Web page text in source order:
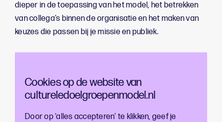
Cookies op de website van
cultureledoelgroepenmodel.nl
Door op ‘alles accepteren’ te klikken, geef je
dieper in de toepassing van het model, het betrekken
van collega’s binnen de organisatie en het maken van
keuzes die passen bij je missie en publiek.
waarover hij het boekVertellers, geen verkopers
geschreven. Zijn verhaal zette aan tot denken over
positionering, relevantie en duurzame publieksrelaties.